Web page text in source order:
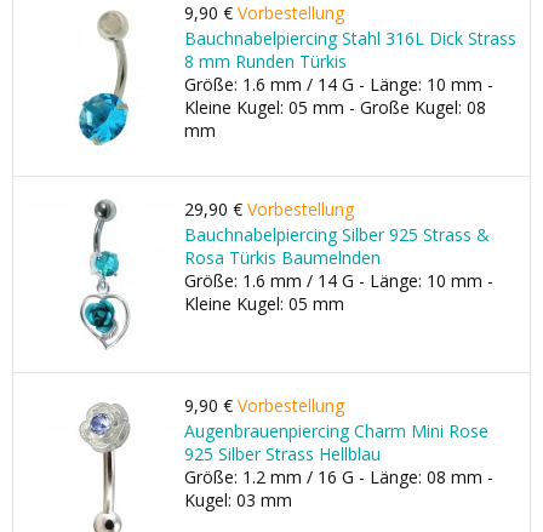
9,90 € Vorbestellung
Bauchnabelpiercing Stahl 316L Dick Strass
8 mm Runden Türkis
Größe: 1.6 mm / 14 G - Länge: 10 mm -
Kleine Kugel: 05 mm - Große Kugel: 08
mm
29,90 € Vorbestellung
Bauchnabelpiercing Silber 925 Strass &
Rosa Türkis Baumelnden
Größe: 1.6 mm / 14 G - Länge: 10 mm -
Kleine Kugel: 05 mm
9,90 € Vorbestellung
Augenbrauenpiercing Charm Mini Rose
925 Silber Strass Hellblau
Größe: 1.2 mm / 16 G - Länge: 08 mm -
Kugel: 03 mm